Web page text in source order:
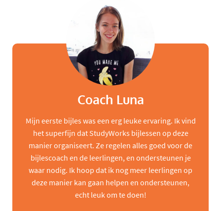
Coach Luna
Mijn eerste bijles was een erg leuke ervaring. Ik vind
het superfijn dat StudyWorks bijlessen op deze
manier organiseert. Ze regelen alles goed voor de
bijlescoach en de leerlingen, en ondersteunen je
waar nodig. Ik hoop dat ik nog meer leerlingen op
deze manier kan gaan helpen en ondersteunen,
echt leuk om te doen!